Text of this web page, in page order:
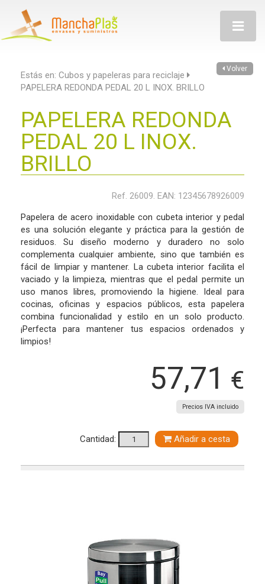
Toggle
navigation
Volver
Estás en: Cubos y papeleras para reciclaje
PAPELERA REDONDA PEDAL 20 L INOX. BRILLO
PAPELERA REDONDA
PEDAL 20 L INOX.
BRILLO
Ref. 26009. EAN: 12345678926009
Papelera de acero inoxidable con cubeta interior y pedal
es una solución elegante y práctica para la gestión de
residuos. Su diseño moderno y duradero no solo
complementa cualquier ambiente, sino que también es
fácil de limpiar y mantener. La cubeta interior facilita el
vaciado y la limpieza, mientras que el pedal permite un
uso manos libres, promoviendo la higiene. Ideal para
cocinas, oficinas y espacios públicos, esta papelera
combina funcionalidad y estilo en un solo producto.
¡Perfecta para mantener tus espacios ordenados y
limpios!
57,71 €
Precios IVA incluido
Cantidad: Añadir a cesta